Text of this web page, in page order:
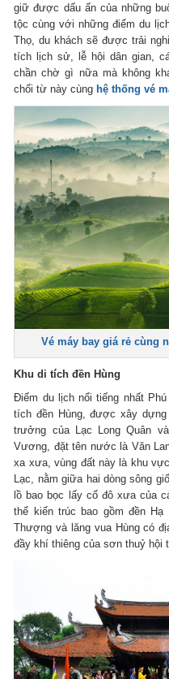
giữ được dấu ấn của những
tộc cùng với những điểm du
Thọ, du khách sẽ được trải
tích lịch sử, lễ hội dân gian,
chần chờ gì nữa mà không
chối từ này cùng hệ thống vé
Vé máy bay giá rẻ cùng
Khu di tích đền Hùng
Điểm du lịch nổi tiếng nhất
tích đền Hùng, được xây
trưởng của Lạc Long Quân
Vương, đặt tên nước là Văn
xa xưa, vùng đất này là khu
Lạc, nằm giữa hai dòng sông
lồ bao bọc lấy cố đô xưa của
thể kiến trúc bao gồm đền Hạ
Thượng và lăng vua Hùng có
đầy khí thiêng của sơn thuỷ hội